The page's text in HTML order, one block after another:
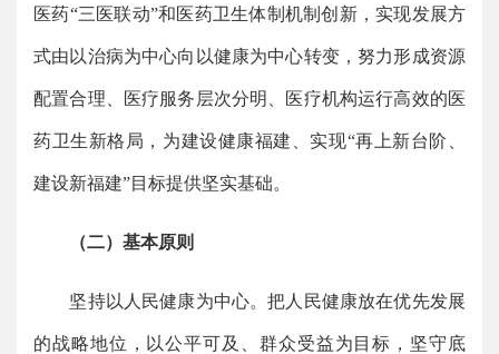
医药“三医联动”和医药卫生体制机制创新，实现发展方
式由以治病为中心向以健康为中心转变，努力形成资源
配置合理、医疗服务层次分明、医疗机构运行高效的医
药卫生新格局，为建设健康福建、实现“再上新台阶、
建设新福建”目标提供坚实基础。
（二）基本原则
坚持以人民健康为中心。把人民健康放在优先发展
的战略地位，以公平可及、群众受益为目标，坚守底